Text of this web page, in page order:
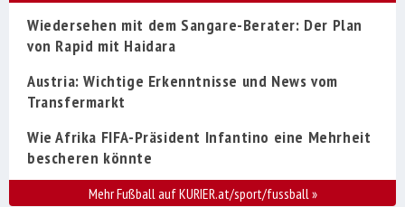
Wiedersehen mit dem Sangare-Berater: Der Plan
von Rapid mit Haidara
Austria: Wichtige Erkenntnisse und News vom
Transfermarkt
Wie Afrika FIFA-Präsident Infantino eine Mehrheit
bescheren könnte
Mehr Fußball auf KURIER.at/sport/fussball»